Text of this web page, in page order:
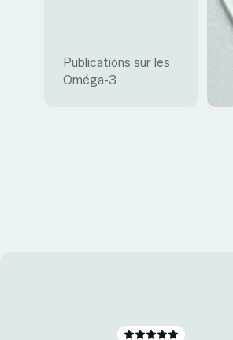
Publications sur les
Oméga-3